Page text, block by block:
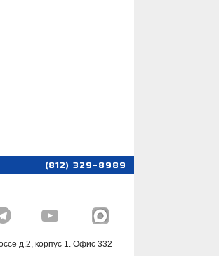
(812) 329-8989

д.2, корпус 1. Офис 332